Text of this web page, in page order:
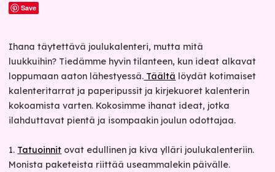
Save
Ihana täytettävä joulukalenteri, mutta mitä
luukkuihin? Tiedämme hyvin tilanteen, kun ideat alkavat
loppumaan aaton lähestyessä. Täältä löydät kotimaiset
kalenteritarrat ja paperipussit ja kirjekuoret kalenterin
kokoamista varten. Kokosimme ihanat ideat, jotka
ilahduttavat pientä ja isompaakin joulun odottajaa.
1. Tatuoinnit ovat edullinen ja kiva ylläri joulukalenteriin.
Monista paketeista riittää useammalekin päivälle.